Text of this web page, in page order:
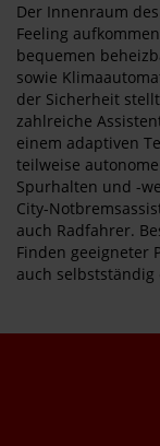
Der Innenraum
Feeling
bequemen
sowie
der Sicherheit
zahlreiche
einem adaptiven
teilweise
Spurhalten und -
City-
auch Radfahrer.
Finden geeigneter
auch selbstständig